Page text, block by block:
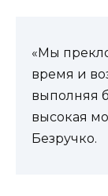
«Мы
время и
выполняя
высокая
Безручко.